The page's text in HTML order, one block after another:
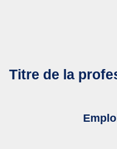
Titre de la